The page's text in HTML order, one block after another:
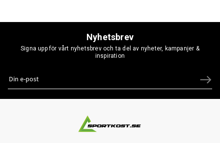
Nyhetsbrev
Signa upp för vårt nyhetsbrev och ta del av nyheter, kampanjer &
inspiration